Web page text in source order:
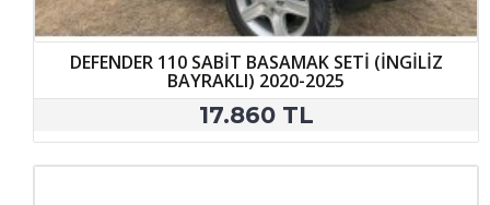
DEFENDER 110 SABİT BASAMAK SETİ (İNGİLİZ
BAYRAKLI) 2020-2025
17.860 TL